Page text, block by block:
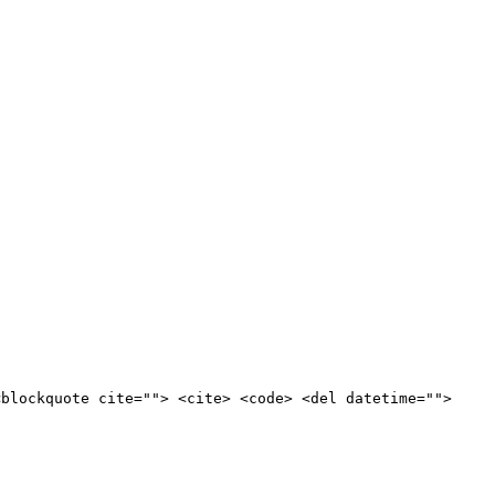
cite=""> <cite> <code> <del datetime="">